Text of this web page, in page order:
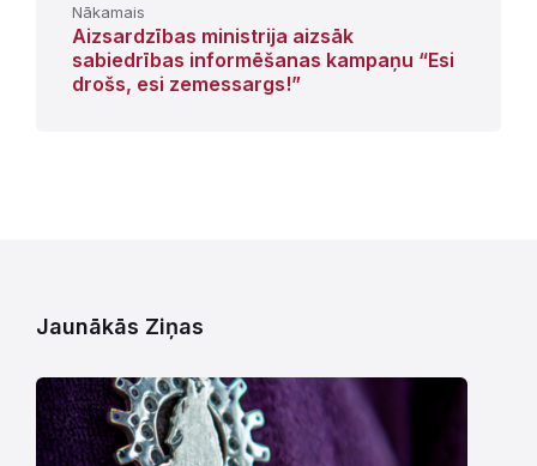
Nākamais
Aizsardzības ministrija aizsāk
sabiedrības informēšanas kampaņu “Esi
drošs, esi zemessargs!”
Jaunākās Ziņas